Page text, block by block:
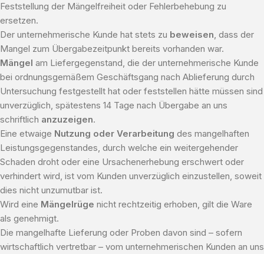
Feststellung der Mängelfreiheit oder Fehlerbehebung zu
ersetzen.
Der unternehmerische Kunde hat stets zu beweisen, dass der
Mangel zum Übergabezeitpunkt bereits vorhanden war.
Mängel am Liefergegenstand, die der unternehmerische Kunde
bei ordnungsgemäßem Geschäftsgang nach Ablieferung durch
Untersuchung festgestellt hat oder feststellen hätte müssen sind
unverzüglich, spätestens 14 Tage nach Übergabe an uns
schriftlich anzuzeigen.
Eine etwaige Nutzung oder Verarbeitung des mangelhaften
Leistungsgegenstandes, durch welche ein weitergehender
Schaden droht oder eine Ursachenerhebung erschwert oder
verhindert wird, ist vom Kunden unverzüglich einzustellen, soweit
dies nicht unzumutbar ist.
Wird eine Mängelrüge nicht rechtzeitig erhoben, gilt die Ware
als genehmigt.
Die mangelhafte Lieferung oder Proben davon sind – sofern
wirtschaftlich vertretbar – vom unternehmerischen Kunden an uns